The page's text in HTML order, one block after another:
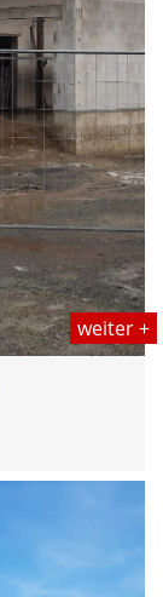
weiter +